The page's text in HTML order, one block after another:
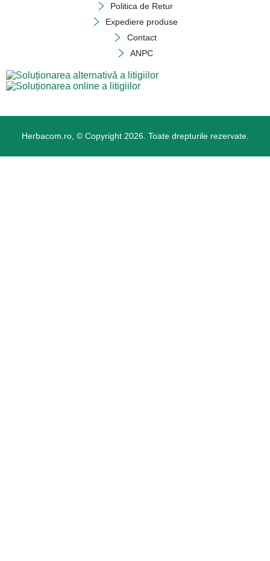
Politica de Retur
Expediere produse
Contact
ANPC
Herbacom.ro, © Copyright 2026. Toate drepturile rezervate.